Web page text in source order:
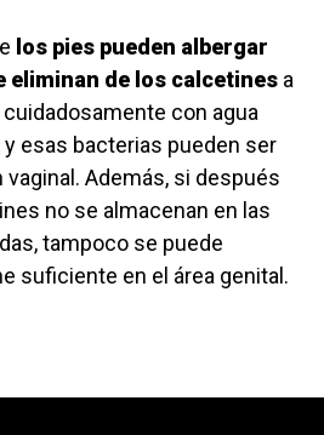
los pies pueden albergar
eliminan de los calcetines a
con agua
esas bacterias pueden ser
Además, si después
no se almacenan en las
tampoco se puede
suficiente en el área genital.